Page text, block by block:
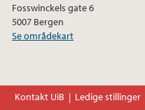
Fosswinckels gate 6
5007 Bergen
Se områdekart
Kontakt UiB Ledige stillinger